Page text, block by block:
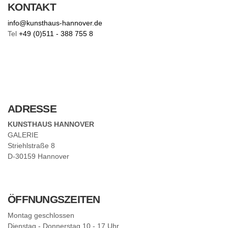
R
KONTAKT
info@kunsthaus-hannover.de
Tel +49 (0)511 - 388 755 8
ADRESSE
KUNSTHAUS HANNOVER
GALERIE
Striehlstraße 8
D-30159 Hannover
ÖFFNUNGSZEITEN
Montag geschlossen
Dienstag - Donnerstag 10 - 17 Uhr